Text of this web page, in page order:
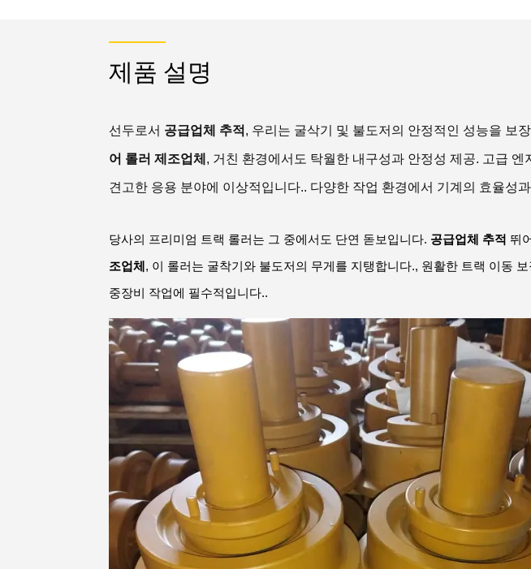
제품 설명
선두로서 공급업체 추적 , 우리는 굴삭기 및 불도저의 안정적인 성능을 보
어 롤러 제조업체 , 거친 환경에서도 탁월한 내구성과 안정성 제공. 고급
견고한 응용 분야에 이상적입니다.. 다양한 작업 환경에서 기계의 효율성
당사의 프리미엄 트랙 롤러는 그 중에서도 단연 돋보입니다. 공급업체 추적 뛰
조업체, 이 롤러는 굴착기와 불도저의 무게를 지탱합니다., 원활한 트랙 이동
중장비 작업에 필수적입니다..